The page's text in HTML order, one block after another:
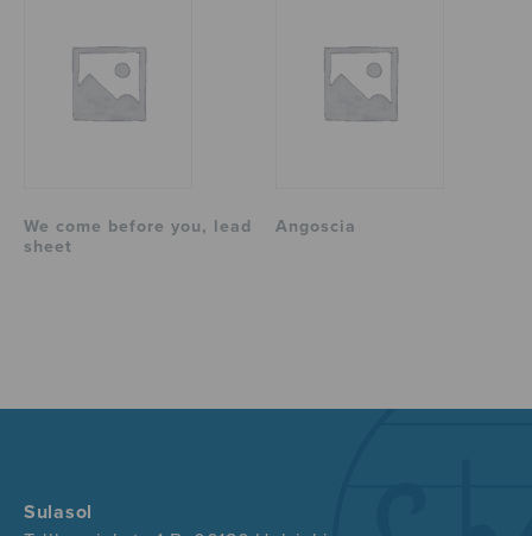
We come before you, lead
sheet
Angoscia
Sulasol